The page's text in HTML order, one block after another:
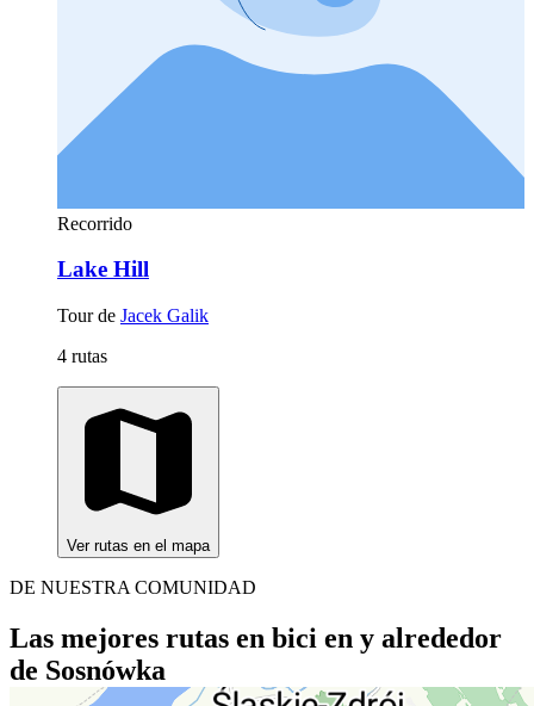
Recorrido
Lake Hill
Tour de Jacek Galik
4 rutas
Ver rutas en el mapa
DE NUESTRA COMUNIDAD
Las mejores rutas en bici en y alrededor
de Sosnówka